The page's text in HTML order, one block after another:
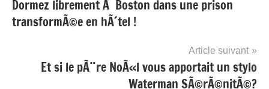
de
l’article
Dormez librement Ã Boston dans une prison
transformÃ©e en hÃ´tel !
Article suivant
Et si le pÃ¨re NoÃ«l vous apportait un stylo
Waterman SÃ©rÃ©nitÃ©?